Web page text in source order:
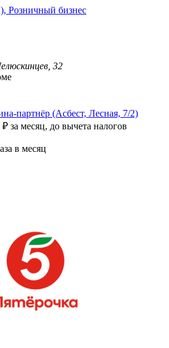
Розничный бизнес
32
партнёр (Асбест, Лесная, 7/2)
₽ за месяц, до вычета налогов
в месяц